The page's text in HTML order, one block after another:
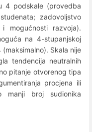
podskale (provedba
zadovoljstvo
mogućnosti razvoja).
na 4-stupanjskoj
Skala nije
tendencija neutralnih
pitanje otvorenog tipa
procjena ili
manji broj sudionika